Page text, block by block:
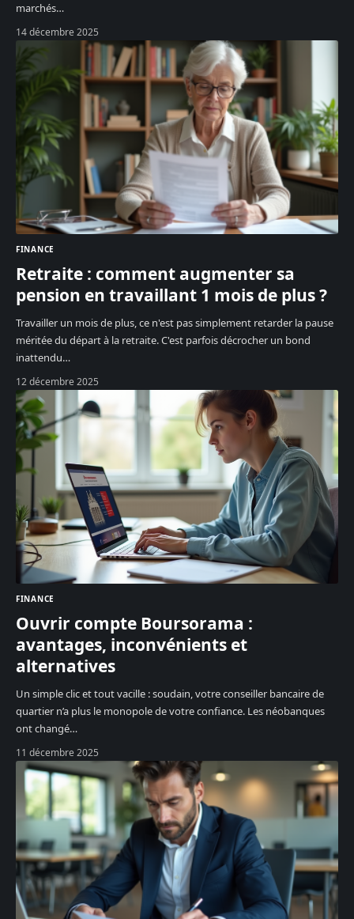
marchés…
14 décembre 2025
FINANCE
Retraite : comment augmenter sa
pension en travaillant 1 mois de plus ?
Travailler un mois de plus, ce n'est pas simplement retarder la pause
méritée du départ à la retraite. C'est parfois décrocher un bond
inattendu…
12 décembre 2025
FINANCE
Ouvrir compte Boursorama :
avantages, inconvénients et
alternatives
Un simple clic et tout vacille : soudain, votre conseiller bancaire de
quartier n’a plus le monopole de votre confiance. Les néobanques
ont changé…
11 décembre 2025